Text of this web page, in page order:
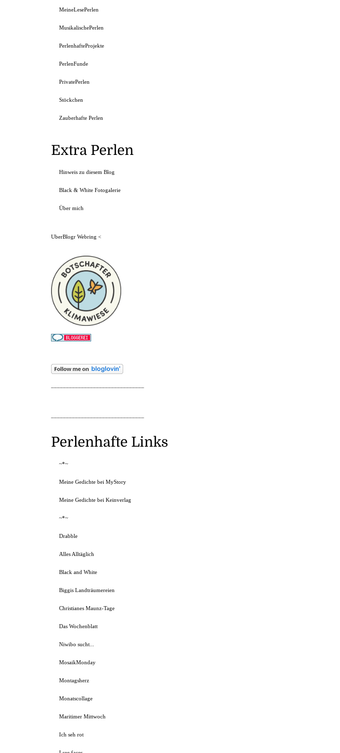
MeineLesePerlen
MusikalischePerlen
PerlenhafteProjekte
PerlenFunde
PrivatePerlen
Stöckchen
Zauberhafte Perlen
Extra Perlen
Hinweis zu diesem Blog
Black & White Fotogalerie
Über mich
UberBlogr Webring <
Perlenhafte Links
~*~
Meine Gedichte bei MyStory
Meine Gedichte bei Keinverlag
~*~
Drabble
Alles Alltäglich
Black and White
Biggis Landträumereien
Christianes Maunz-Tage
Das Wochenblatt
Niwibo sucht...
MosaikMonday
Montagsherz
Monatscollage
Maritimer Mittwoch
Ich seh rot